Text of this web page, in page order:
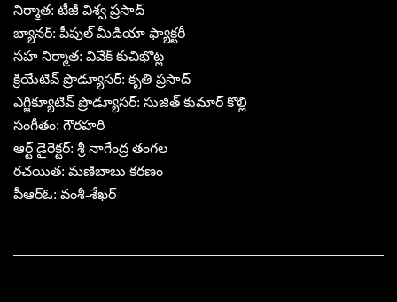
నిర్మాత: టీజీ విశ్వ ప్రసాద్
బ్యానర్: పీపుల్ మీడియా ఫ్యాక్టరీ
సహ నిర్మాత: వివేక్ కుచిభొట్ల
క్రియేటివ్ ప్రొడ్యూసర్: కృతి ప్రసాద్
ఎగ్జిక్యూటివ్ ప్రొడ్యూసర్: సుజిత్ కుమార్ కొల్లి
సంగీతం: గౌరహరి
ఆర్ట్ డైరెక్టర్: శ్రీ నాగేంద్ర తంగల
రచయిత: మణిబాబు కరణం
పీఆర్‌ఓ: వంశీ-శేఖర్